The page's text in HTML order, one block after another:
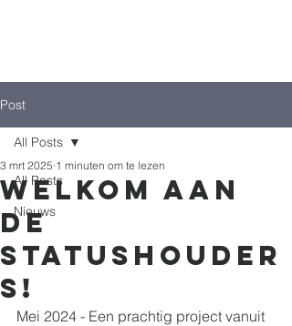
Post
All Posts
Nieuws
All Posts
Welkom aan
de
statushouder
s!
3 mrt 2025 1 minuten om te lezen
Mei 2024 - Een prachtig project vanuit